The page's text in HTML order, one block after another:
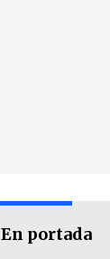
En portada